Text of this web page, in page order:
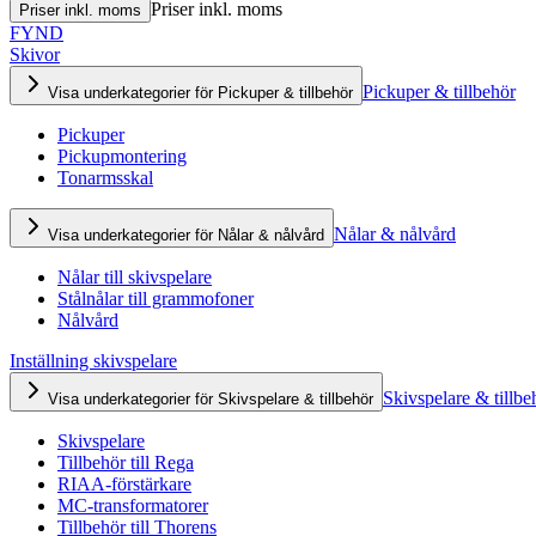
Priser inkl. moms Priser inkl. moms
FYND
Skivor
Visa underkategorier för Pickuper & tillbehör Pickuper & tillbehör
Pickuper
Pickupmontering
Tonarmsskal
Visa underkategorier för Nålar & nålvård Nålar & nålvård
Nålar till skivspelare
Stålnålar till grammofoner
Nålvård
Inställning skivspelare
Visa underkategorier för Skivspelare & tillbehör Skivspelare &
Skivspelare
Tillbehör till Rega
RIAA-förstärkare
MC-transformatorer
Tillbehör till Thorens